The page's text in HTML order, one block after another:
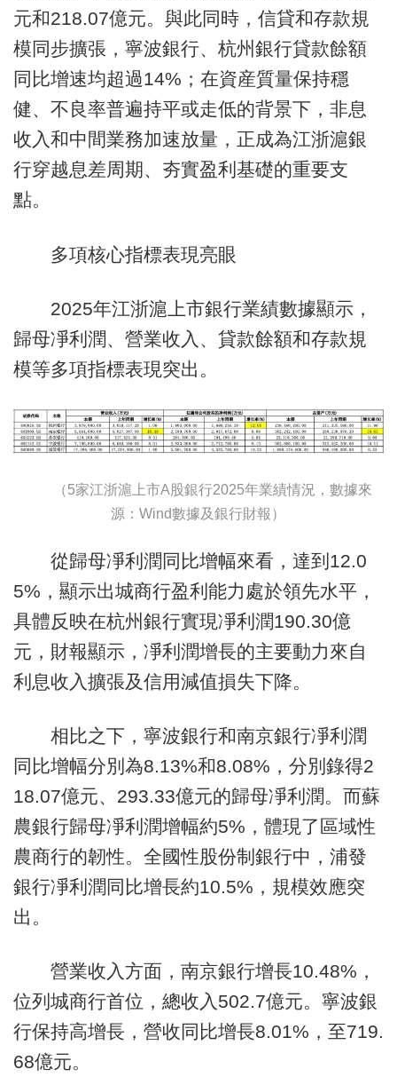
元和218.07億元。與此同時，信貸和存款規
模同步擴張，寧波銀行、杭州銀行貸款餘額
同比增速均超過14%；在資産質量保持穩
健、不良率普遍持平或走低的背景下，非息
收入和中間業務加速放量，正成為江浙滬銀
行穿越息差周期、夯實盈利基礎的重要支
點。
多項核心指標表現亮眼
2025年江浙滬上市銀行業績數據顯示，
歸母凈利潤、營業收入、貸款餘額和存款規
模等多項指標表現突出。
（5家江浙滬上市A股銀行2025年業績情況，數據來
源：Wind數據及銀行財報）
從歸母凈利潤同比增幅來看，達到12.0
5%，顯示出城商行盈利能力處於領先水平，
具體反映在杭州銀行實現凈利潤190.30億
元，財報顯示，凈利潤增長的主要動力來自
利息收入擴張及信用減值損失下降。
相比之下，寧波銀行和南京銀行凈利潤
同比增幅分別為8.13%和8.08%，分別錄得2
18.07億元、293.33億元的歸母凈利潤。而蘇
農銀行歸母凈利潤增幅約5%，體現了區域性
農商行的韌性。全國性股份制銀行中，浦發
銀行凈利潤同比增長約10.5%，規模效應突
出。
營業收入方面，南京銀行增長10.48%，
位列城商行首位，總收入502.7億元。寧波銀
行保持高增長，營收同比增長8.01%，至719.
68億元。